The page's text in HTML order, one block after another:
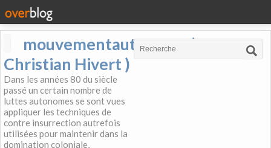
mouvementautonome (
Christian Hivert )
Dans les années 80 du siècle
passé un certain nombre de
luttes autonomes se sont vues
appliquer les techniques de
contre insurrection autrefois
utilisées pour maintenir dans la
domination coloniale,